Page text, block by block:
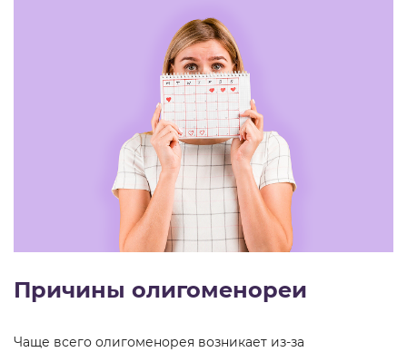
Причины олигоменореи
Чаще всего олигоменорея возникает из-за